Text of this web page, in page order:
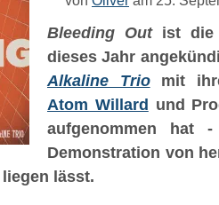
Bleeding Out ist die
dieses Jahr
Alkaline Triomit
Atom Willard und
aufgenommen hat
Demonstration von
lässt.